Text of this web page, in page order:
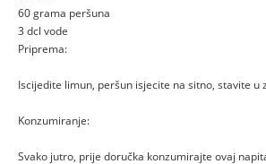
60 grama peršuna
3 dcl vode
Priprema:
Iscijedite limun, peršun isjecite na sitno, stavite u
Konzumiranje:
Svako jutro, prije doručka konzumirajte ovaj